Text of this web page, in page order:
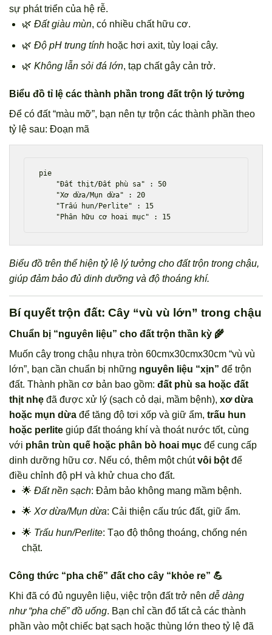
sự phát triển của hệ rễ.
🌿 Đất giàu mùn, có nhiều chất hữu cơ.
🌿 Độ pH trung tínhhoặc hơi axit, tùy loại cây.
🌿 Không lẫn sỏi đá lớn, tạp chất gây cản trở.
Biểu đồ tỉ lệ các thành phần trong đất trộn lý tưởng
Để có đất “màu mỡ”, bạn nên tự trộn các thành phần theo
tỷ lệ sau: Đoạn mã
pie
Biểu đồ trên thể hiện tỷ lệ lý tưởng cho đất trộn trong chậu,
giúp đảm bảo đủ dinh dưỡng và độ thoáng khí.
Bí quyết trộn đất: Cây “vù vù lớn” trong chậu
Chuẩn bị “nguyên liệu” cho đất trộn thần kỳ 🌾
Muốn cây trong chậu nhựa tròn 60cmx30cmx30cm “vù vù
lớn”, bạn cần chuẩn bị những nguyên liệu “xịn” để trộn
đất. Thành phần cơ bản bao gồm: đất phù sa hoặc đất
thịt nhẹ đã được xử lý (sạch cỏ dại, mầm bệnh), xơ dừa
hoặc mụn dừa để tăng độ tơi xốp và giữ ẩm, trấu hun
hoặc perlite giúp đất thoáng khí và thoát nước tốt, cùng
với phân trùn quế hoặc phân bò hoai mục để cung cấp
dinh dưỡng hữu cơ. Nếu có, thêm một chútvôi bột để
điều chỉnh độ pH và khử chua cho đất.
🌟 Đất nền sạch: Đảm bảo không mang mầm bệnh.
🌟 Xơ dừa/Mụn dừa: Cải thiện cấu trúc đất, giữ ẩm.
🌟 Trấu hun/Perlite: Tạo độ thông thoáng, chống nén
chặt.
Công thức “pha chế” đất cho cây “khỏe re” 💪
Khi đã có đủ nguyên liệu, việc trộn đất trở nên dễ dàng
như “pha chế” đồ uống. Bạn chỉ cần đổ tất cả các thành
phần vào một chiếc bạt sạch hoặc thùng lớn theo tỷ lệ đã